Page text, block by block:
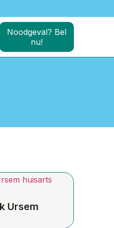
Noodgeval? Bel
nu!
Ursem